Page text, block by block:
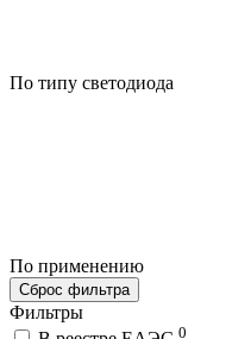
По типу светодиода
По применению
Сброс фильтра
Фильтры
0